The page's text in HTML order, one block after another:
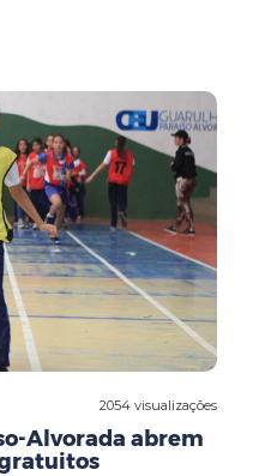
2054 visualizações
Alvorada abrem